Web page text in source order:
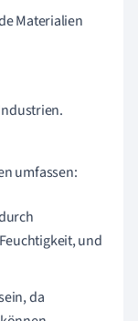
Materialien
umfassen:
und
da